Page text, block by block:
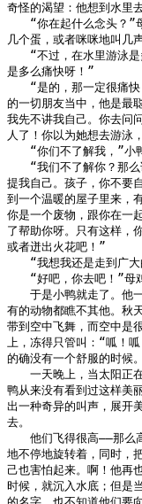
奇怪的渴望：他想到水里
“你在起什么念头？”母
几个蛋，或者咪咪地叫几
“不过，在水里游泳是
是多么痛快呀！”
“是的，那一定很痛快
的一切朋友当中，他是最
我先不讲我自己。你去问
人了！你以为她想去游泳
“你们不了解我，”小鸭
“我们不了解你？那么
提我自己。孩子，你不要
到一个温暖的屋子里来，
你是一个废物，跟你在一
了帮助你呀。只有这样，
或者迸出火花吧！”
“我想我还是走到广大
“好吧，你去吧！”母鸡
于是小鸭就走了。他一
有的动物都瞧不其他。秋
带到空中飞舞，而空中是
上，冻得只管叫：“呱！
的确没有一个舒服的时候。
一天晚上，当太阳正在
鸭从来没有看到过这样美
出一种奇异的叫声，展开
去。
他们飞得很高——那么高
地不停地旋转着，同时，
己也害怕起来。啊！他再
时候，就沉入水底；但是